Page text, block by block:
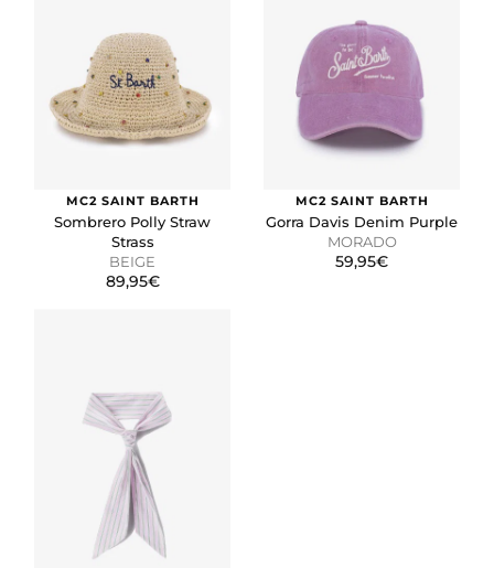
MC2 SAINT BARTH
Sombrero Polly Straw
Strass
BEIGE
89,95€
MC2 SAINT BARTH
Gorra Davis Denim Purple
MORADO
59,95€
CONFIGURACIÓN DE COOKIES
HABILITAR TODO
Cookies necesarias